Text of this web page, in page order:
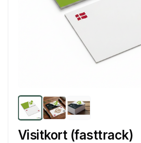
Visitkort (fasttrack)